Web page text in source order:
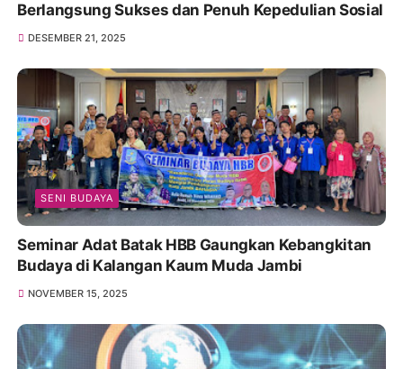
Berlangsung Sukses dan Penuh Kepedulian Sosial
DESEMBER 21, 2025
SENI BUDAYA
Seminar Adat Batak HBB Gaungkan Kebangkitan
Budaya di Kalangan Kaum Muda Jambi
NOVEMBER 15, 2025